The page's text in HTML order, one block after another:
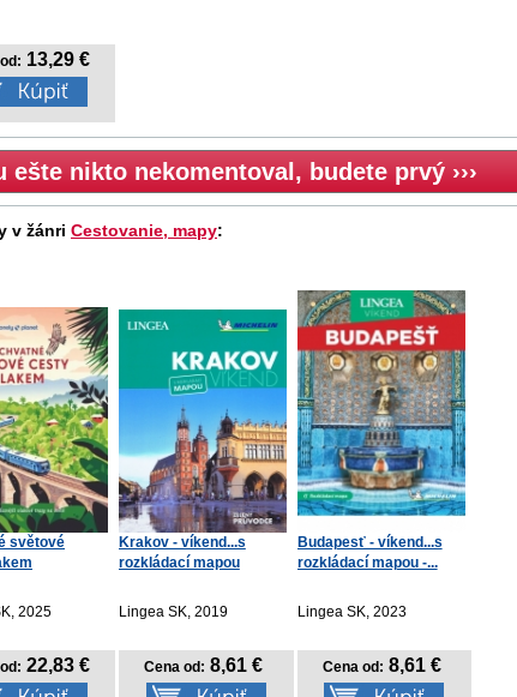
13,29 €
ešte nikto nekomentoval, budete prvý ›››
v žánri Cestovanie, mapy:
světové
2025
22,83 €
Krakov - víkend...s
rozkládací mapou
Lingea SK, 2019
Cena od: 8,61 €
Budapesť - víkend...s
rozkládací mapou -...
Lingea SK, 2023
Cena od: 8,61 €